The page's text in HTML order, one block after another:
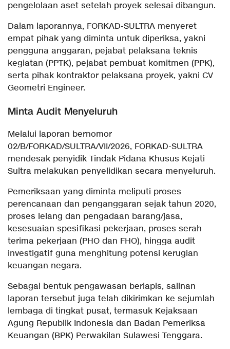
pengelolaan aset setelah proyek selesai dibangun.
Dalam laporannya, FORKAD-SULTRA menyeret
empat pihak yang diminta untuk diperiksa, yakni
pengguna anggaran, pejabat pelaksana teknis
kegiatan (PPTK), pejabat pembuat komitmen (PPK),
serta pihak kontraktor pelaksana proyek, yakni CV
Geometri Engineer.
Minta Audit Menyeluruh
Melalui laporan bernomor
02/B/FORKAD/SULTRA/VII/2026, FORKAD-SULTRA
mendesak penyidik Tindak Pidana Khusus Kejati
Sultra melakukan penyelidikan secara menyeluruh.
Pemeriksaan yang diminta meliputi proses
perencanaan dan penganggaran sejak tahun 2020,
proses lelang dan pengadaan barang/jasa,
kesesuaian spesifikasi pekerjaan, proses serah
terima pekerjaan (PHO dan FHO), hingga audit
investigatif guna menghitung potensi kerugian
keuangan negara.
Sebagai bentuk pengawasan berlapis, salinan
laporan tersebut juga telah dikirimkan ke sejumlah
lembaga di tingkat pusat, termasuk Kejaksaan
Agung Republik Indonesia dan Badan Pemeriksa
Keuangan (BPK) Perwakilan Sulawesi Tenggara.